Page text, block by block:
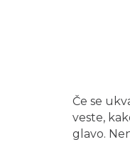
Če se
veste,
glavo.